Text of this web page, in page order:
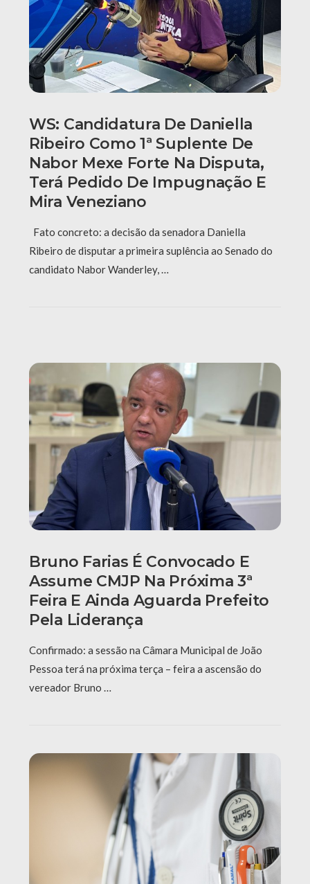
WS: Candidatura De Daniella
Ribeiro Como 1ª Suplente De
Nabor Mexe Forte Na Disputa,
Terá Pedido De Impugnação E
Mira Veneziano
Fato concreto: a decisão da senadora Daniella
Ribeiro de disputar a primeira suplência ao Senado do
candidato Nabor Wanderley, …
Bruno Farias É Convocado E
Assume CMJP Na Próxima 3ª
Feira E Ainda Aguarda Prefeito
Pela Liderança
Confirmado: a sessão na Câmara Municipal de João
Pessoa terá na próxima terça – feira a ascensão do
vereador Bruno …